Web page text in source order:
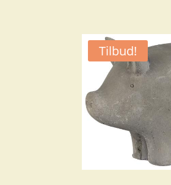
Tilbud!